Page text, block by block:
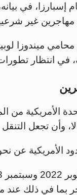
إسبارزا، في
مهاجرين غير
ميندوزا
في انتظار
الأمريكية
وأن تجعل
حالة عبور يوميا لمهاجرين في الفترة
مهاجر بما في